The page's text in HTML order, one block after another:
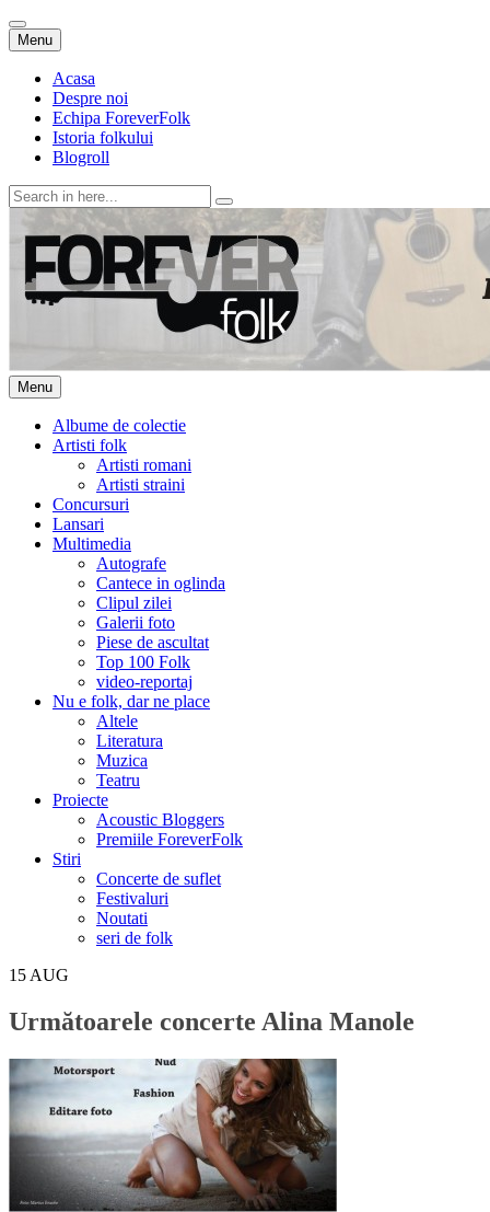
Menu Skip
to
content
Acasa
Despre noi
Echipa ForeverFolk
Istoria folkului
Blogroll
Search
for:
ForeverFolk
Muzica sufletului tau
Menu Skip
to
content
Albume de colectie
Artisti folk
Artisti romani
Artisti straini
Concursuri
Lansari
Multimedia
Autografe
Cantece in oglinda
Clipul zilei
Galerii foto
Piese de ascultat
Top 100 Folk
video-reportaj
Nu e folk, dar ne place
Altele
Literatura
Muzica
Teatru
Proiecte
Acoustic Bloggers
Premiile ForeverFolk
Stiri
Concerte de suflet
Festivaluri
Noutati
seri de folk
15 AUG
Următoarele concerte Alina Manole